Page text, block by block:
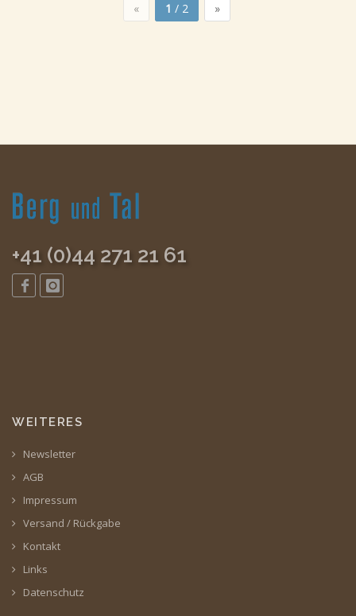
« 1 / 2 »
+41 (0)44 271 21 61
WEITERES
Newsletter
AGB
Impressum
Versand / Rückgabe
Kontakt
Links
Datenschutz